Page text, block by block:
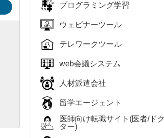
プログラミング学習
ウェビナーツール
テレワークツール
web会議システム
人材派遣会社
留学エージェント
医師向け転職サイト(医者/ドク
ター)